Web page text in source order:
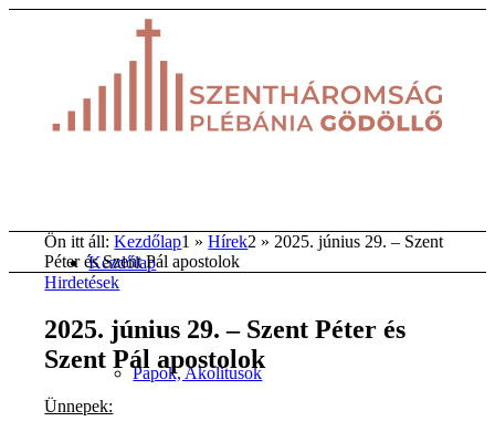
Kezdőlap
Papok, Akolitusok
Ön itt áll: Kezdőlap1 »Hírek2 » 2025. június 29. – Szent
Péter és Szent Pál apostolok
Hirdetések
2025. június 29. – Szent Péter és
Szent Pál apostolok
Ünnepek: